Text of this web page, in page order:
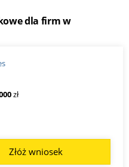
dla firm w
zł
Złóż wniosek